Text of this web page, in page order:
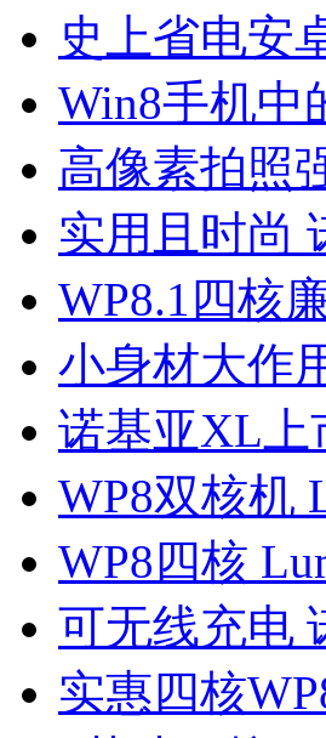
史上省电安
Win8手机中
高像素拍照
实用且时尚
WP8.1四核
小身材大作
诺基亚XL上
WP8双核机
WP8四核
可无线充电
实惠四核